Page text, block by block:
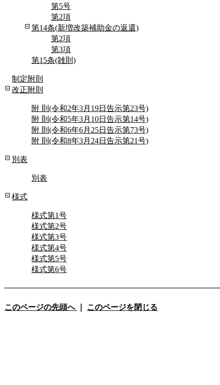
第5号
第2項
第14条(新増改築補助金の返還)
第2項
第3項
第15条(雑則)
制定附則
改正附則
附 則(令和2年3月19日告示第23号)
附 則(令和5年3月10日告示第14号)
附 則(令和6年6月25日告示第73号)
附 則(令和8年3月24日告示第21号)
別表
別表
様式
様式第1号
様式第2号
様式第3号
様式第4号
様式第5号
様式第6号
このページの先頭へ このページを閉じる